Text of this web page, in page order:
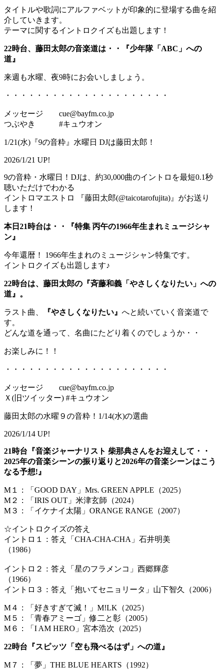
タイトルや歌詞にアルファベットが印象的に登場する曲を紹
介していきます。
テーマに関するイントロクイズも出題します！
22時台、藤田太郎の音楽道は・・『少年隊「ABC」への
道』
来週も水曜、夜9時にお会いしましょう。
・・・・・・・・・・・・・・・・・・・・・
メッセージ cue@bayfm.co.jp
つぶやき #キュウオン
1/21(水)『9の音粋』水曜日 DJは藤田太郎！
2026/1/21 UP!
9の音粋・水曜日！DJは、約30,000曲のイントロを最短0.1秒
聴いただけでわかる
イントロマエストロ 『藤田太郎(@taicotarofujita)』がお送り
します！
本日21時台は・・『特集 丙午の1966年生まれミュージシャ
ン』
今年還暦！ 1966年生まれのミュージシャン特集です。
イントロクイズも出題します♪
22時台は、藤田太郎の『斉藤和義「やさしくなりたい」への
道』。
ラスト曲、 『やさしくなりたい』 へと続いていく音楽道で
す。
どんな道を通って、名曲にたどり着くのでしょうか・・
お楽しみに！！
・・・・・・・・・・・・・・・・・・・・・
メッセージ cue@bayfm.co.jp
Ｘ(旧ツイッター) #キュウオン
藤田太郎の水曜９の音粋！1/14(水)の選曲
2026/1/14 UP!
21時台『音楽ジャーナリスト 柴那典さんをお迎えして・・
2025年の音楽シーンの振り返りと2026年の音楽シーンはこう
なる予想!』
M１：「GOOD DAY」Mrs. GREEN APPLE（2025）
M２：「IRIS OUT」米津玄師（2024）
M３：「イケナイ太陽」ORANGE RANGE（2007）
☆イントロクイズの答え
イントロ１：答え「CHA-CHA-CHA」石井明美
イントロ２：答え「星のフラメンコ」西郷輝彦
（
イントロ３：答え「抱いてセニョリータ」山下智久（2006）
M４：「好きすぎて滅！」M!LK（2025）
M５：「青春アミーゴ」修二と彰（2005）
M６：「I AM HERO」宮本浩次（2025）
22時台『スピッツ「空も飛べるはず」への道』
M７：「夢」THE BLUE HEARTS（1992）